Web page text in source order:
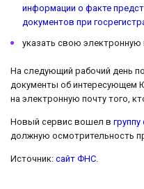
информации о факте
документов при
указать свою электронную
На следующий рабочий день
документы об интересующем
на электронную почту того,
Новый сервис вошел в
должную осмотрительность
Источник: сайт ФНС